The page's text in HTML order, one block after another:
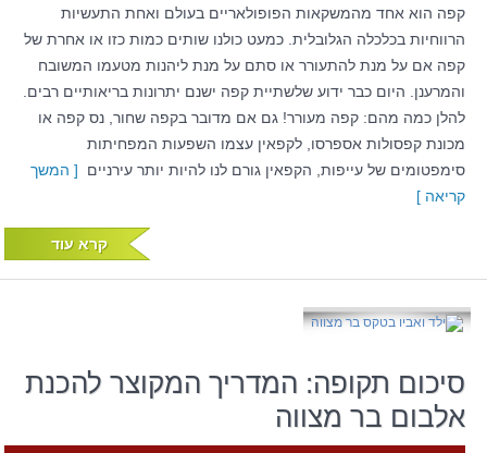
קפה הוא אחד מהמשקאות הפופולאריים בעולם ואחת התעשיות
הרווחיות בכלכלה הגלובלית. כמעט כולנו שותים כמות כזו או אחרת של
קפה אם על מנת להתעורר או סתם על מנת ליהנות מטעמו המשובח
והמרענן. היום כבר ידוע שלשתיית קפה ישנם יתרונות בריאותיים רבים.
להלן כמה מהם: קפה מעורר! גם אם מדובר בקפה שחור, נס קפה או
מכונת קפסולות אספרסו, לקפאין עצמו השפעות המפחיתות
סימפטומים של עייפות, הקפאין גורם לנו להיות יותר עירניים [ המשך
קריאה ]
קרא עוד
סיכום תקופה: המדריך המקוצר להכנת
אלבום בר מצווה